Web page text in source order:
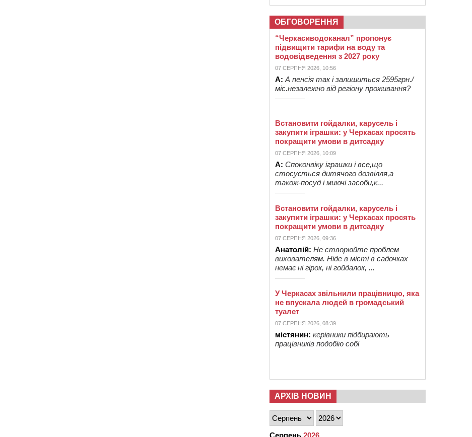
ОБГОВОРЕННЯ
“Черкасиводоканал” пропонує
підвищити тарифи на воду та
водовідведення з 2027 року
07 СЕРПНЯ 2026, 10:56
А: А пенсія так і залишиться 2595грн./
міс.незалежно від регіону проживання?
Встановити гойдалки, карусель і
закупити іграшки: у Черкасах просять
покращити умови в дитсадку
07 СЕРПНЯ 2026, 10:09
А: Споконвіку іграшки і все,що
стосується дитячого дозвілля,а
також-посуд і миючі засоби,к...
Встановити гойдалки, карусель і
закупити іграшки: у Черкасах просять
покращити умови в дитсадку
07 СЕРПНЯ 2026, 09:36
Анатолій: Не створюйте проблем
вихователям. Ніде в місті в садочках
немає ні гірок, ні гойдалок, ...
У Черкасах звільнили працівницю, яка
не впускала людей в громадський
туалет
07 СЕРПНЯ 2026, 08:39
містянин: керівники підбирають
працівників подобію собі
АРХІВ НОВИН
Серпень 2026